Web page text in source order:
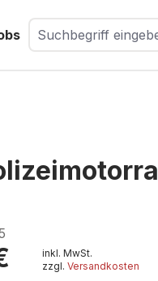
inkl. MwSt.
zzgl.Versandkosten